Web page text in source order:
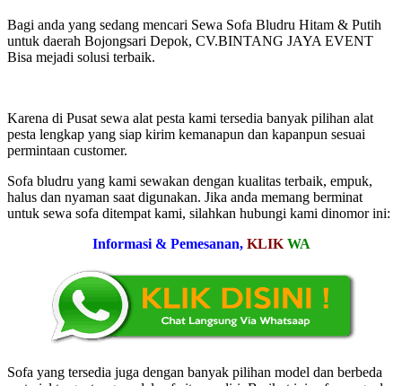
Bagi anda yang sedang mencari Sewa Sofa Bludru Hitam & Putih
untuk daerah Bojongsari Depok, CV.BINTANG JAYA EVENT
Bisa mejadi solusi terbaik.
Karena di Pusat sewa alat pesta kami tersedia banyak pilihan alat
pesta lengkap yang siap kirim kemanapun dan kapanpun sesuai
permintaan customer.
Sofa bludru yang kami sewakan dengan kualitas terbaik, empuk,
halus dan nyaman saat digunakan. Jika anda memang berminat
untuk sewa sofa ditempat kami, silahkan hubungi kami dinomor ini:
Informasi & Pemesanan, KLIK WA
Sofa yang tersedia juga dengan banyak pilihan model dan berbeda